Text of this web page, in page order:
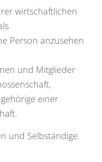
wirtschaftlichen
Person anzusehen
und Mitglieder
einer
und Selbständige.